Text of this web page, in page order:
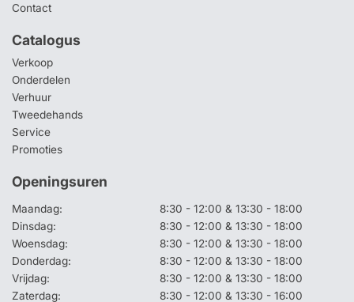
Contact
Catalogus
Verkoop
Onderdelen
Verhuur
Tweedehands
Service
Promoties
Openingsuren
Maandag:
8:30 - 12:00 & 13:30 - 18:00
Dinsdag:
8:30 - 12:00 & 13:30 - 18:00
Woensdag:
8:30 - 12:00 & 13:30 - 18:00
Donderdag:
8:30 - 12:00 & 13:30 - 18:00
Vrijdag:
8:30 - 12:00 & 13:30 - 18:00
Zaterdag:
8:30 - 12:00 & 13:30 - 16:00